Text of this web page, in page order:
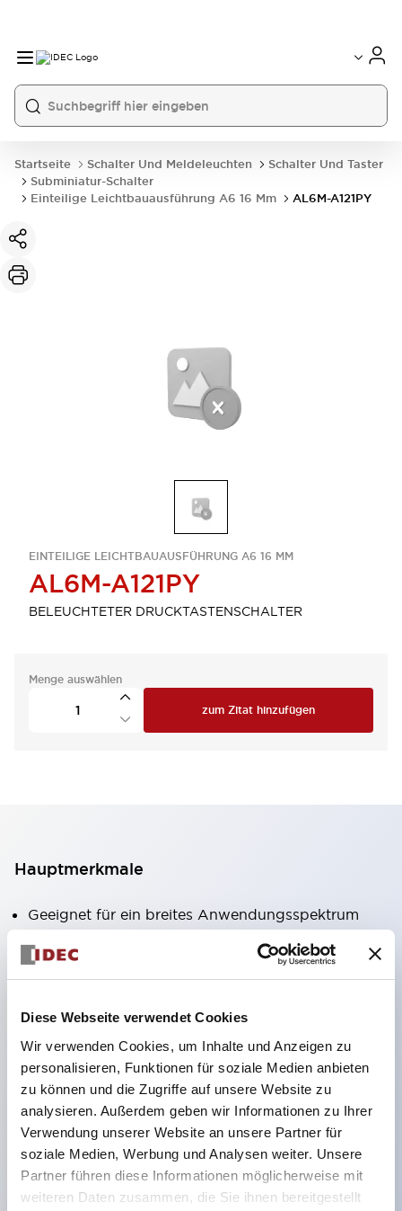
Diese Webseite verwendet Cookies
Wir verwenden Cookies, um Inhalte und Anzeigen zu
personalisieren, Funktionen für soziale Medien anbieten
zu können und die Zugriffe auf unsere Website zu
analysieren. Außerdem geben wir Informationen zu Ihrer
Verwendung unserer Website an unsere Partner für
soziale Medien, Werbung und Analysen weiter. Unsere
Partner führen diese Informationen möglicherweise mit
weiteren Daten zusammen, die Sie ihnen bereitgestellt
Startseite Schalter Und Meldeleuchten
Schalter Und Taster
Subminiatur-Schalter
Einteilige Leichtbauausführung A6 16 Mm
AL6M-A121PY
EINTEILIGE LEICHTBAUAUSFÜHRUNG A6 16 MM
AL6M-A121PY
BELEUCHTETER DRUCKTASTENSCHALTER
Menge auswählen
zum Zitat hinzufügen
Hauptmerkmale
Geeignet für ein breites Anwendungsspektrum
von der Konsumelektronik bis zum FA-Bereich
LED-Beleuchtungseinheit mit integriertem
LED-Lampenkörper
Schutzarten IP40 und IP65 vollständig verfügbar
(IEC 60529)
UL- und CSA-zertifiziert. Entspricht EN (Europa)
Normen. CCC-zertifiziert (außer Anzeigeleuchten).
Mit speziellem Zubehör leicht auf Φ22 Flash-
Silhouette umstellbar